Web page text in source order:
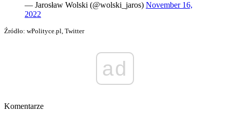
— Jarosław Wolski (@wolski_jaros) November 16,
2022
Źródło: wPolityce.pl, Twitter
ad
Komentarze